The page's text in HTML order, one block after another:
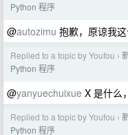
Python 程序
@autozimu 抱歉，原谅我
Replied to a topic by Youfou ›
Python 程序
@yanyuechuixue X 是什么
Replied to a topic by Youfou ›
Python 程序